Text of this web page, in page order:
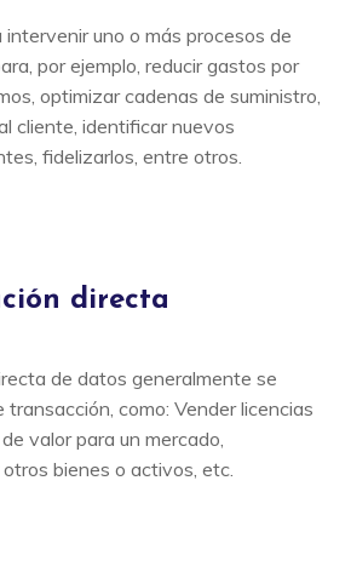
intervenir uno o más procesos de
por ejemplo, reducir gastos por
optimizar cadenas de suministro,
cliente, identificar nuevos
fidelizarlos, entre otros.
directa
de datos generalmente se
transacción, como: Vender licencias
valor para un mercado,
bienes o activos, etc.